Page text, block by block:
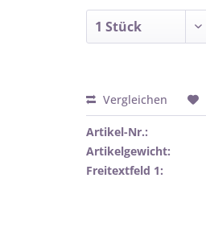
Vergleichen
Artikel-Nr.:
Artikelgewicht:
Freitextfeld 1: